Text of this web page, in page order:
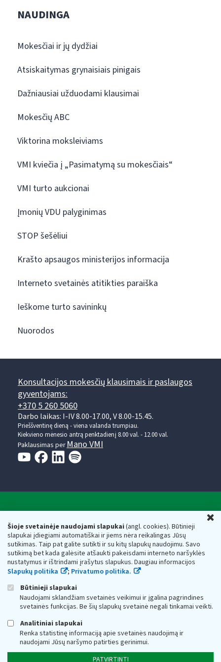
Šioje svetainėje naudojami slapukai(angl. cookies). Būtinieji
slapukai įdiegiami automatiškai ir jiems nėra reikalingas Jūsų
sutikimas. Taip pat galite sutikti ir su kitų slapukų naudojimu. Savo
sutikimą bet kada galėsite atšaukti pakeisdami interneto naršyklės
nustatymus ir ištrindami įrašytus slapukus. Daugiau informacijos
Slapukų politika
; Privatumo politika.
Būtinieji slapukai
Naudojami sklandžiam svetainės veikimui ir įgalina pagrindines
svetainės funkcijas. Be šių slapukų svetainė negali tinkamai veikti.
Analitiniai slapukai
Renka statistinę informaciją apie svetainės naudojimą ir
naudojami Jūsų naršymo patirties gerinimui.
PATVIRTINTI
NAUDINGA
Mokesčiai ir jų dydžiai
Atsiskaitymas grynaisiais pinigais
Dažniausiai užduodami klausimai
Mokesčių ABC
Viktorina moksleiviams
VMI kviečia į „Pasimatymą su mokesčiais“
VMI turto aukcionai
Įmonių VDU palyginimas
STOP šešėliui
Krašto apsaugos ministerijos informacija
Interneto svetainės atitikties paraiška
Ieškome turto savininkų
Nuorodos
Konsultacijos mokesčių klausimais ir paslaugos
gyventojams:
+370 5 260 5060
Darbo laikas: I-IV 8.00-17.00, V 8.00-15.45.
Prieššventinę dieną - viena valanda trumpiau.
Kiekvieno mėnesio antrą penktadienį 8.00 val. - 12.00 val.
Paklausimas per Mano VMI
Respublikos finansų ministerijos
Biudžetinė įstaiga. Juridinio asmens kodas — 188659752,
adresas: Vasario 16-osios g. 14, 01107 Vilnius, Lietuva, el.paštas:
vmi@vmi.lt, E. pristatymo dėžutės adresas 188659752
Duomenys apie Valstybinę mokesčių inspekciją prie Lietuvos
Respublikos finansų ministerijos kaupiami ir saugomi Juridinių